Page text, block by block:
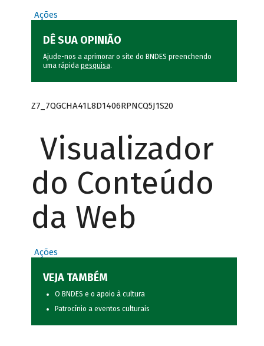
Ações
DÊ SUA OPINIÃO
Ajude-nos a aprimorar o site do BNDES preenchendo
uma rápida pesquisa.
Z7_7QGCHA41L8D1406RPNCQ5J1S20
Visualizador
do Conteúdo
da Web
Ações
VEJA TAMBÉM
O BNDES e o apoio à cultura
Patrocínio a eventos culturais